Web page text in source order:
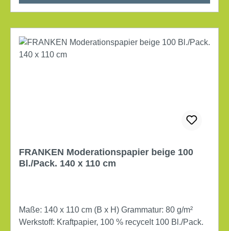
FRANKEN Moderationspapier beige 100
Bl./Pack. 140 x 110 cm
Maße: 140 x 110 cm (B x H) Grammatur: 80 g/m²
Werkstoff: Kraftpapier, 100 % recycelt 100 Bl./Pack.